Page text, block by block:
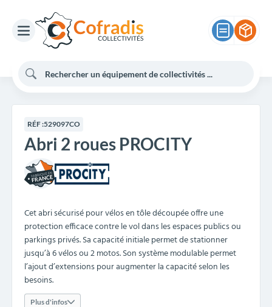
RÉF :529097CO
Abri 2 roues PROCITY
Cet abri sécurisé pour vélos en tôle découpée offre une
protection efficace contre le vol dans les espaces publics ou
parkings privés. Sa capacité initiale permet de stationner
jusqu’à 6 vélos ou 2 motos. Son système modulable permet
l’ajout d’extensions pour augmenter la capacité selon les
besoins.
Plus d'infos